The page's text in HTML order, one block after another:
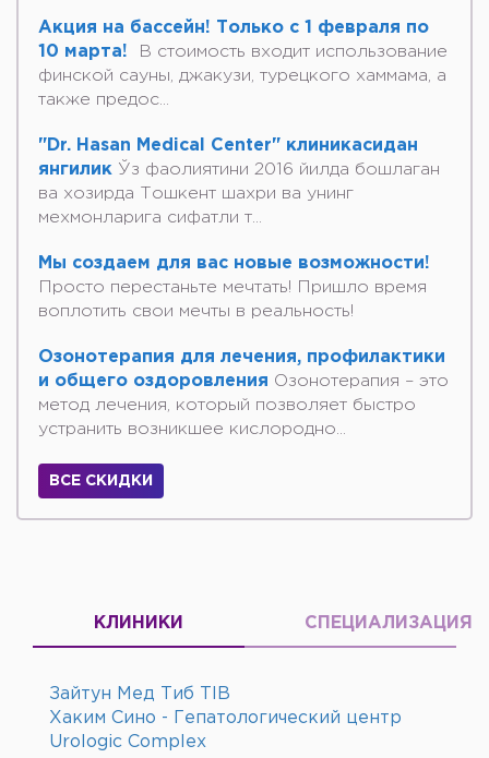
Акция на бассейн! Только с 1 февраля по
10 марта!
В стоимость входит использование
финской сауны, джакузи, турецкого хаммама, а
также предос...
"Dr. Hasan Medical Center" клиникасидан
янгилик Ўз фаолиятини 2016 йилда бошлаган
ва хозирда Тошкент шахри ва унинг
мехмонларига сифатли т...
Мы создаем для вас новые возможности!
Просто перестаньте мечтать! Пришло время
воплотить свои мечты в реальность!
Озонотерапия для лечения, профилактики
и общего оздоровления Озонотерапия – это
метод лечения, который позволяет быстро
устранить возникшее кислородно...
ВСЕ СКИДКИ
КЛИНИКИ СПЕЦИАЛИЗАЦИЯ
Зайтун Мед Тиб TIB
Хаким Сино - Гепатологический центр
Urologic Complex